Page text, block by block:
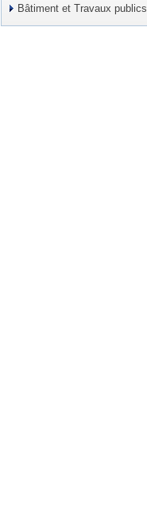
Bâtiment et Travaux publics